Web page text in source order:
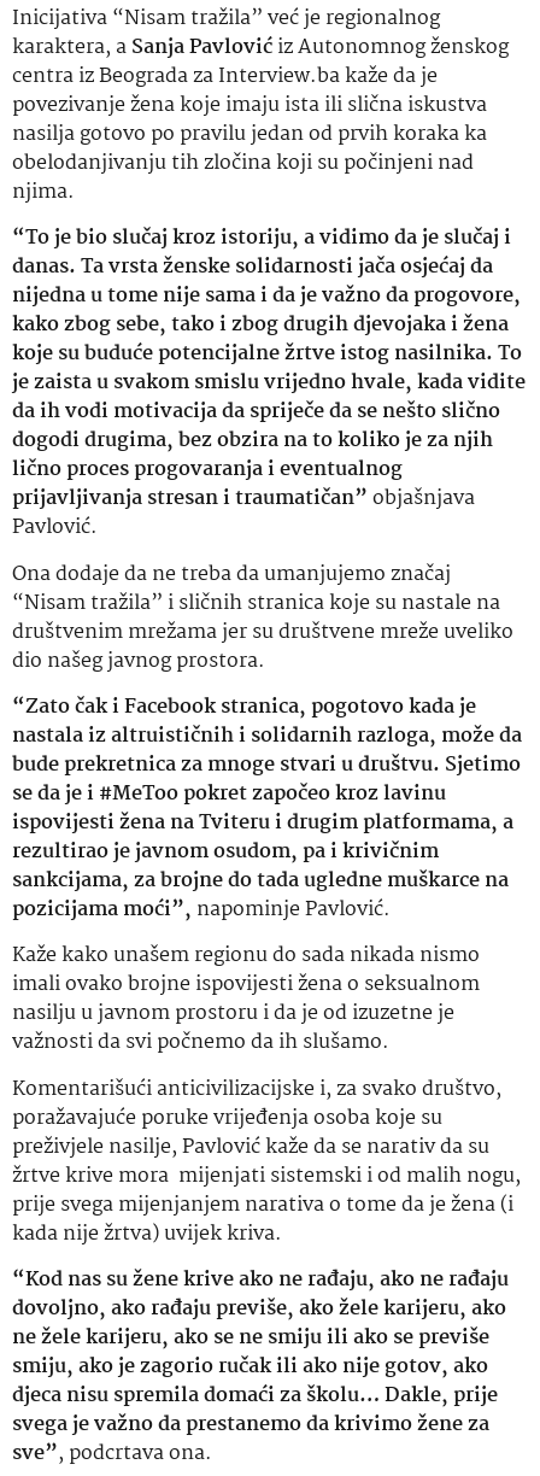
Inicijativa “Nisam tražila” već je regionalnog
karaktera, aSanja Pavlovićiz Autonomnog ženskog
centra iz Beograda za Interview.ba kaže da je
povezivanje žena koje imaju ista ili slična iskustva
nasilja gotovo po pravilu jedan od prvih koraka ka
obelodanjivanju tih zločina koji su počinjeni nad
njima.
“To je bio slučaj kroz istoriju, a vidimo da je slučaj i
danas. Ta vrsta ženske solidarnosti jača osjećaj da
nijedna u tome nije sama i da je važno da progovore,
kako zbog sebe, tako i zbog drugih djevojaka i žena
koje su buduće potencijalne žrtve istog nasilnika. To
je zaista u svakom smislu vrijedno hvale, kada vidite
da ih vodi motivacija da spriječe da se nešto slično
dogodi drugima, bez obzira na to koliko je za njih
lično proces progovaranja i eventualnog
prijavljivanja stresan i traumatičan”objašnjava
Pavlović.
Ona dodaje da ne treba da umanjujemo značaj
“Nisam tražila” i sličnih stranica koje su nastale na
društvenim mrežama jer su društvene mreže uveliko
dio našeg javnog prostora.
“Zato čak i Facebook stranica, pogotovo kada je
nastala iz altruističnih i solidarnih razloga, može da
bude prekretnica za mnoge stvari u društvu. Sjetimo
se da je i #MeToo pokret započeo kroz lavinu
ispovijesti žena na Tviteru i drugim platformama, a
rezultirao je javnom osudom, pa i krivičnim
sankcijama, za brojne do tada ugledne muškarce na
pozicijama moći”, napominje Pavlović.
Kaže kako unašem regionu do sada nikada nismo
imali ovako brojne ispovijesti žena o seksualnom
nasilju u javnom prostoru i da je od izuzetne je
važnosti da svi počnemo da ih slušamo.
Komentarišući anticivilizacijske i, za svako društvo,
poražavajuće poruke vrijeđenja osoba koje su
preživjele nasilje, Pavlović kaže da se narativ da su
žrtve krive mora mijenjati sistemski i od malih nogu,
prije svega mijenjanjem narativa o tome da je žena (i
kada nije žrtva) uvijek kriva.
“Kod nas su žene krive ako ne rađaju, ako ne rađaju
dovoljno, ako rađaju previše, ako žele karijeru, ako
ne žele karijeru, ako se ne smiju ili ako se previše
smiju, ako je zagorio ručak ili ako nije gotov, ako
djeca nisu spremila domaći za školu… Dakle, prije
svega je važno da prestanemo da krivimo žene za
sve”, podcrtava ona.